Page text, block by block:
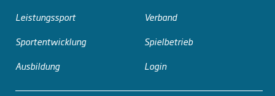
Leistungssport
Sportentwicklung
Ausbildung
Verband
Spielbetrieb
Login